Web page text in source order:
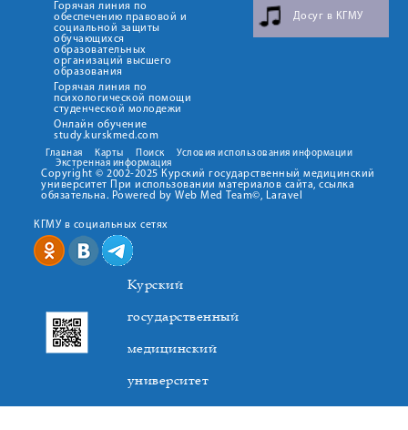
Горячая линия по
обеспечению правовой и
социальной защиты
обучающихся
образовательных
организаций высшего
образования
Горячая линия по
психологической помощи
студенческой молодежи
Онлайн обучение
study.kurskmed.com
Досуг в КГМУ
Главная Карты Поиск
Условия использования информации
Экстренная информация
Copyright © 2002-2025 Курский государственный медицинский
университет При использовании материалов сайта, ссылка
обязательна. Powered by Web Med Team©, Laravel
КГМУ в социальных сетях
Курский
государственный
медицинский
университет